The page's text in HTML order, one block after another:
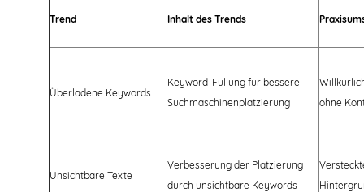
Trend Inhalt des Trends
Überladene Keywords
Keyword-Füllung für bessere
Suchmaschinenplatzierung
ohne
Unsichtbare Texte
Verbesserung der Platzierung
durch unsichtbare Keywords